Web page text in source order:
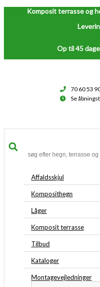
Komposit terrasse og
Op til 45
70 60 53
Se
Affaldsskjul
Komposithegn
Låger
Komposit terrasse
Tilbud
Kataloger
Montagevejledninger